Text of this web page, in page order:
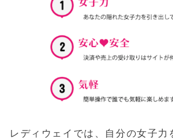
レディウェイでは、自分の女子力